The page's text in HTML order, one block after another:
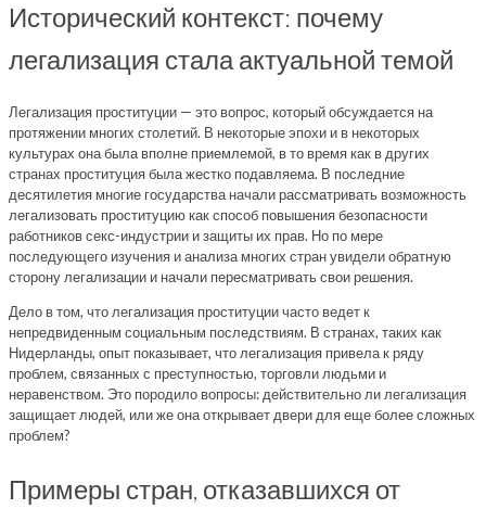
Исторический контекст: почему
легализация стала актуальной темой
Легализация проституции — это вопрос, который обсуждается на
протяжении многих столетий. В некоторые эпохи и в некоторых
культурах она была вполне приемлемой, в то время как в других
странах проституция была жестко подавляема. В последние
десятилетия многие государства начали рассматривать возможность
легализовать проституцию как способ повышения безопасности
работников секс-индустрии и защиты их прав. Но по мере
последующего изучения и анализа многих стран увидели обратную
сторону легализации и начали пересматривать свои решения.
Дело в том, что легализация проституции часто ведет к
непредвиденным социальным последствиям. В странах, таких как
Нидерланды, опыт показывает, что легализация привела к ряду
проблем, связанных с преступностью, торговли людьми и
неравенством. Это породило вопросы: действительно ли легализация
защищает людей, или же она открывает двери для еще более сложных
проблем?
Примеры стран, отказавшихся от